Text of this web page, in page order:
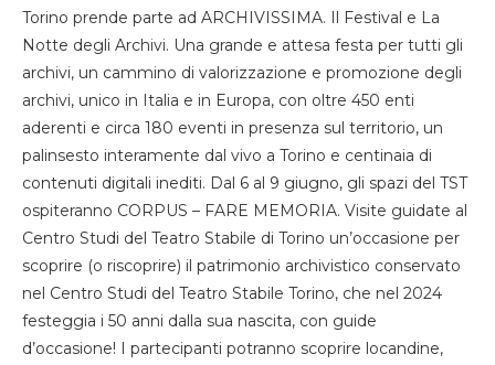
Torino prende parte ad ARCHIVISSIMA. Il Festival e La
Notte degli Archivi. Una grande e attesa festa per tutti gli
archivi, un cammino di valorizzazione e promozione degli
archivi, unico in Italia e in Europa, con oltre 450 enti
aderenti e circa 180 eventi in presenza sul territorio, un
palinsesto interamente dal vivo a Torino e centinaia di
contenuti digitali inediti. Dal 6 al 9 giugno, gli spazi del TST
ospiteranno CORPUS – FARE MEMORIA. Visite guidate al
Centro Studi del Teatro Stabile di Torino un’occasione per
scoprire (o riscoprire) il patrimonio archivistico conservato
nel Centro Studi del Teatro Stabile Torino, che nel 2024
festeggia i 50 anni dalla sua nascita, con guide
d’occasione! I partecipanti potranno scoprire locandine,